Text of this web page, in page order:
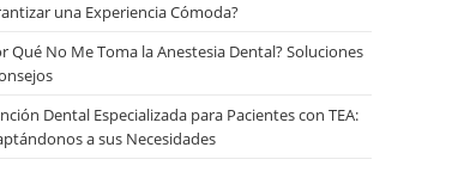
una Experiencia Cómoda?
Qué No Me Toma la Anestesia Dental? Soluciones
Dental Especializada para Pacientes con TEA:
a sus Necesidades